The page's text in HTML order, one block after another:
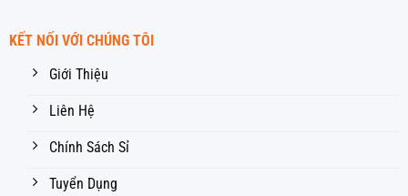
KẾT NỐI VỚI CHÚNG TÔI
Giới Thiệu
Liên Hệ
Chính Sách Sỉ
Tuyển Dụng